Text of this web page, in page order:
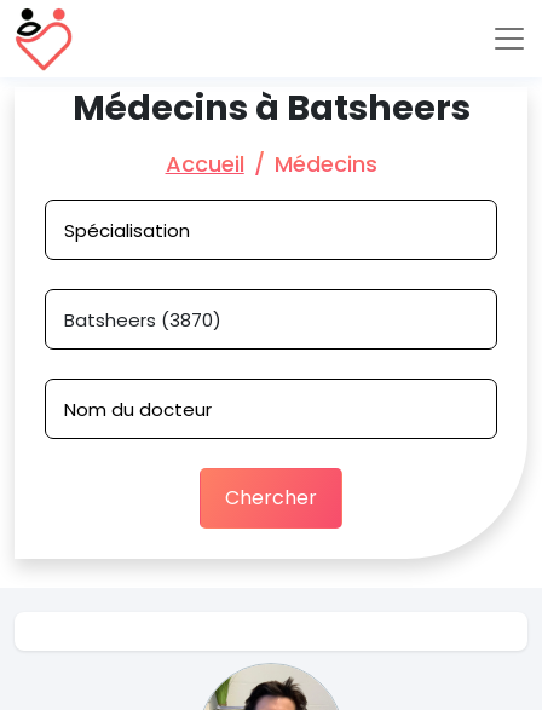
Médecins à Batsheers
Accueil Médecins
Chercher